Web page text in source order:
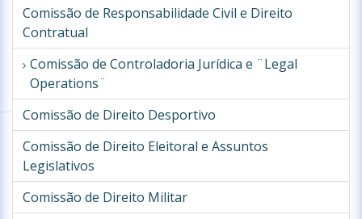
Comissão de Responsabilidade Civil e Direito
Contratual
Comissão de Controladoria Jurídica e ¨Legal
Operations¨
Comissão de Direito Desportivo
Comissão de Direito Eleitoral e Assuntos
Legislativos
Comissão de Direito Militar